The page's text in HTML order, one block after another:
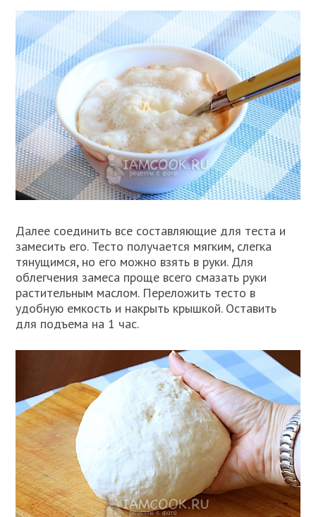
Далее соединить все составляющие для теста и
замесить его. Тесто получается мягким, слегка
тянущимся, но его можно взять в руки. Для
облегчения замеса проще всего смазать руки
растительным маслом. Переложить тесто в
удобную емкость и накрыть крышкой. Оставить
для подъема на 1 час.